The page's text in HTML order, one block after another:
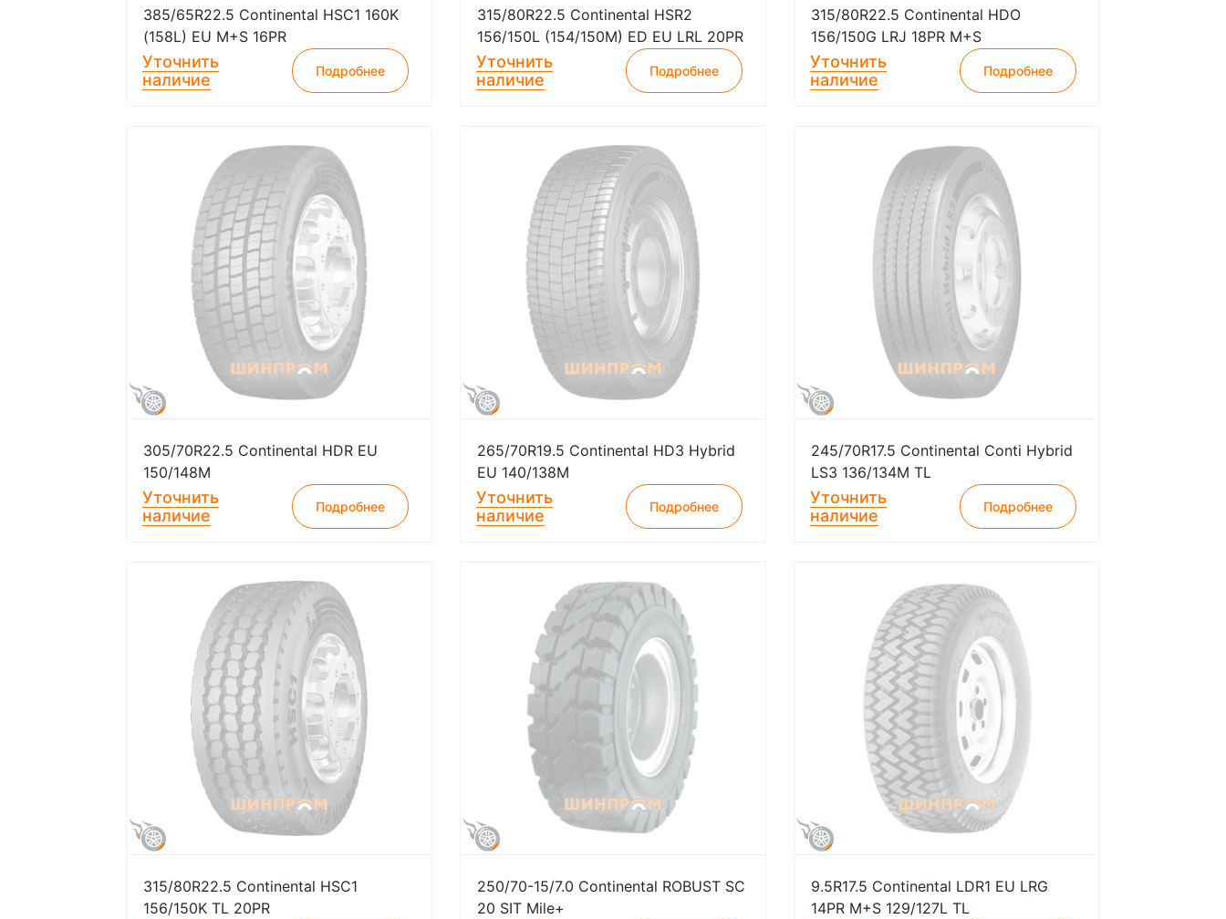
385/65R22.5 Continental HSC1 160K
(158L) EU M+S 16PR
Уточнить
наличие
Подробнее
315/80R22.5 Continental HSR2
156/150L (154/150M) ED EU LRL 20PR
Уточнить
наличие
Подробнее
315/80R22.5 Continental HDO
156/150G LRJ 18PR M+S
Уточнить
наличие
Подробнее
305/70R22.5 Continental HDR EU
150/148M
Уточнить
наличие
Подробнее
265/70R19.5 Continental HD3 Hybrid
EU 140/138M
Уточнить
наличие
Подробнее
245/70R17.5 Continental Conti Hybrid
LS3 136/134M TL
Уточнить
наличие
Подробнее
315/80R22.5 Continental HSC1
156/150K TL 20PR
250/70-15/7.0 Continental ROBUST SC
20 SIT Mile+
9.5R17.5 Continental LDR1 EU LRG
14PR M+S 129/127L TL